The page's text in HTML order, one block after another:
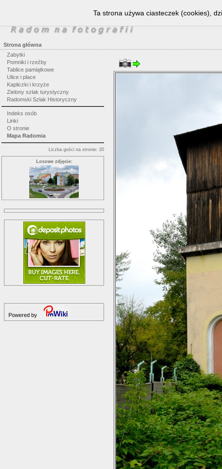
Strona główna
Zabytki
Pomniki i rzeźby
Tablice pamiątkowe
Ulice i place
Kapliczki i krzyże
Zielony szlak turystyczny
Radomski Szlak Historyczny
Indeks osób
Linki
O stronie
Mapa Radomia
Liczba gości na stronie: 20
Losowe zdjęcie:
Powered by
Ta strona używa ciasteczek (cookies),